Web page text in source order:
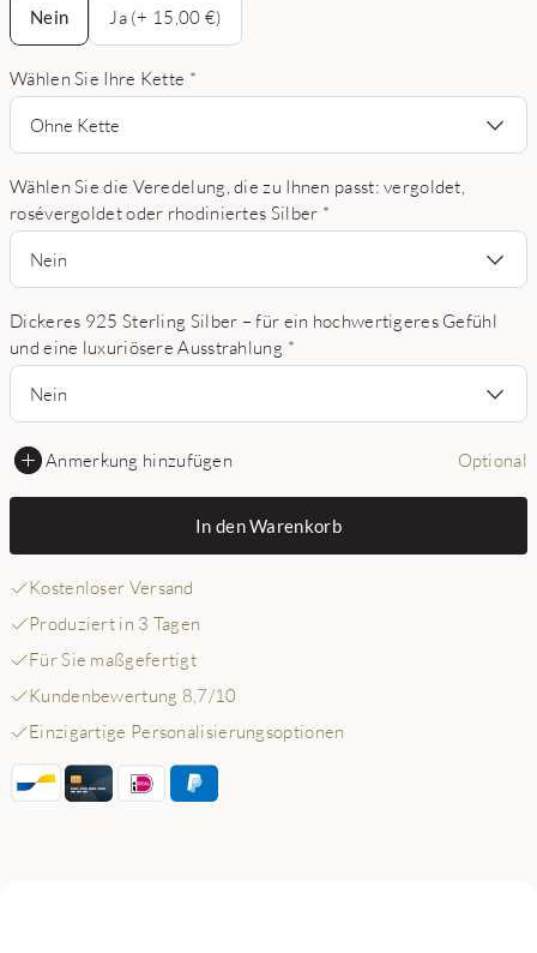
Nein
Ja (+ 15,00 €)
Wählen Sie Ihre Kette *
Ohne Kette
Wählen Sie die Veredelung, die zu Ihnen passt: vergoldet,
rosévergoldet oder rhodiniertes Silber *
Nein
Dickeres 925 Sterling Silber – für ein hochwertigeres Gefühl
und eine luxuriösere Ausstrahlung *
Nein
Anmerkung hinzufügen Optional
In den Warenkorb
Kostenloser Versand
Produziert in 3 Tagen
Für Sie maßgefertigt
Kundenbewertung 8,7/10
Einzigartige Personalisierungsoptionen